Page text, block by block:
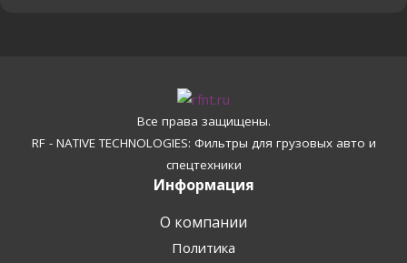
Все права защищены.
RF - NATIVE TECHNOLOGIES: Фильтры для грузовых авто и
спецтехники
Информация
О компании
Политика